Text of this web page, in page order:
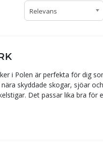
Relevans
i Polen är perfekta för dig
skyddade skogar, sjöar
Det passar lika bra för